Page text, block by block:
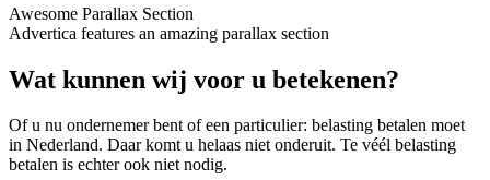
Awesome Parallax Section
Advertica features an amazing parallax section
Wat kunnen wij voor u betekenen?
Of u nu ondernemer bent of een particulier: belasting betalen moet
in Nederland. Daar komt u helaas niet onderuit. Te véél belasting
betalen is echter ook niet nodig.